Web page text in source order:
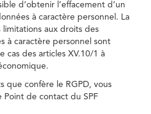
d’obtenir l’effacement d’un
à caractère personnel. La
limitations aux droits des
à caractère personnel sont
cas des articles XV.10/1 à
que confère le RGPD, vous
Point de contact du SPF